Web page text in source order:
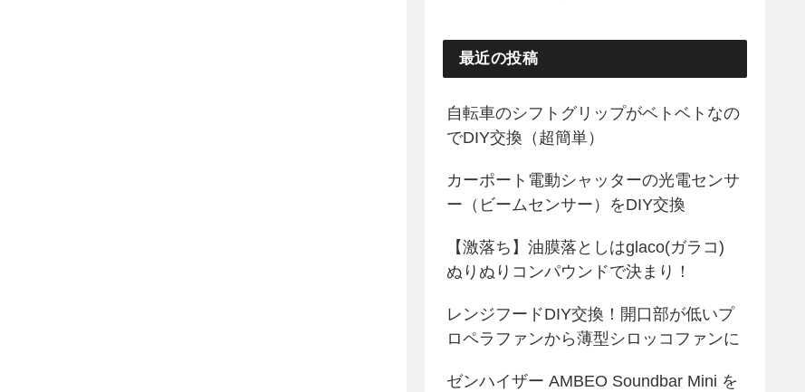
最近の投稿
自転車のシフトグリップがベトベトなの
でDIY交換（超簡単）
カーポート電動シャッターの光電センサ
ー（ビームセンサー）をDIY交換
【激落ち】油膜落としはglaco(ガラコ)
ぬりぬりコンパウンドで決まり！
レンジフードDIY交換！開口部が低いプ
ロペラファンから薄型シロッコファンに
ゼンハイザー AMBEO Soundbar Mini を